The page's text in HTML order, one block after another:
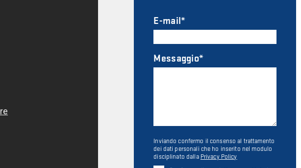
E-mail
Messaggio
Inviando confermo il consenso al trattamento
dei dati personali che ho inserito nel modulo
disciplinato dalla Privacy Policy